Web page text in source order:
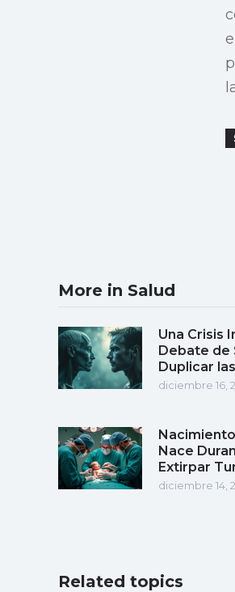
More in Salud
Una Crisis
Debate de
Duplicar
diciembre 16,
Nace
Extirpar
diciembre 14,
Related topics